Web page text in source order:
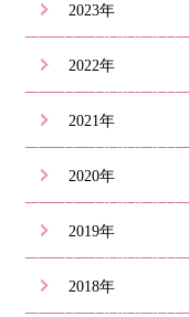
2023年
2022年
2021年
2020年
2019年
2018年